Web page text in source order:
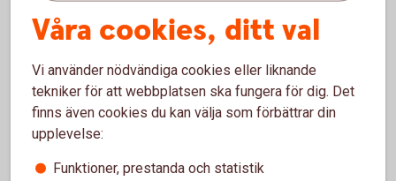
Så handlar du värdepapper
Du kan köpa värdepapper på flera olika sätt. Handla
Våra cookies, ditt val
Vi använder nödvändiga cookies eller liknande
tekniker för att webbplatsen ska fungera för dig. Det
finns även cookies du kan välja som förbättrar din
upplevelse:
Funktioner, prestanda och statistik